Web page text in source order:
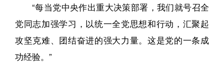
“每当党中央作出重大决策部署，我们就号召全
党同志加强学习，以统一全党思想和行动，汇聚起
攻坚克难、团结奋进的强大力量。这是党的一条成
功经验。”